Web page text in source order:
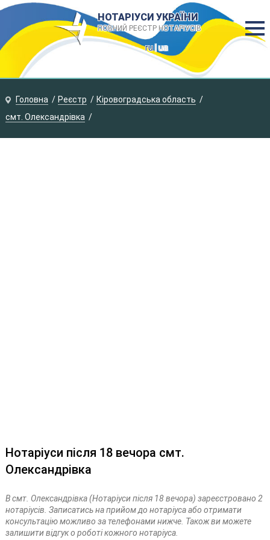
НОТАРІУСИ УКРАЇНИ
ПОВНИЙ РЕЄСТР НОТАРІУСІВ
ru| ua
Головна Реєстр
Кіровоградська область
смт. Олександрівка
Нотаріуси після 18 вечора смт.
Олександрівка
В смт. Олександрівка (Нотаріуси після 18 вечора) зареєстровано 2
нотаріусів. Записатись на прийом до нотаріуса або отримати
консультацію можливо за телефонами нижче. Також ви можете
залишити відгук о роботі кожного нотаріуса.